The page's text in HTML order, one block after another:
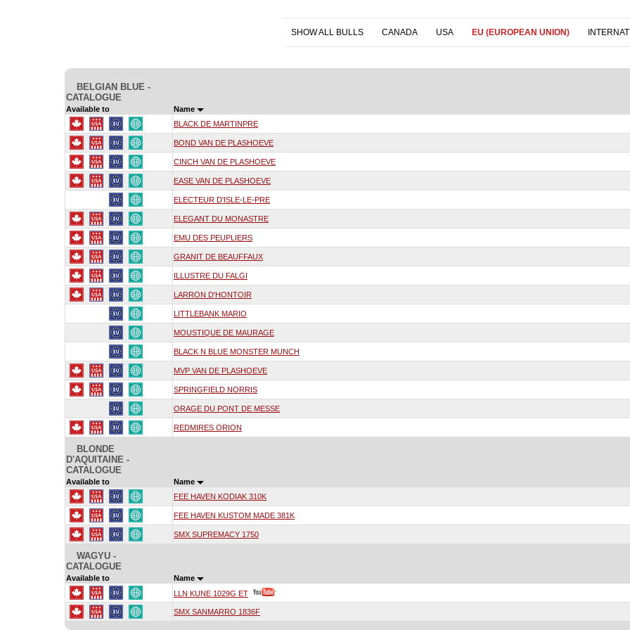
SHOW ALL BULLS CANADA USA EU (EUROPEAN UNION)
BELGIAN BLUE -
CATALOGUE
Available to
Name
BLACK DE MARTINPRE
BOND VAN DE PLASHOEVE
CINCH VAN DE PLASHOEVE
EASE VAN DE PLASHOEVE
ELECTEUR D'ISLE-LE-PRE
ELEGANT DU MONASTRE
EMU DES PEUPLIERS
GRANIT DE BEAUFFAUX
ILLUSTRE DU FALGI
LARRON D'HONTOIR
LITTLEBANK MARIO
MOUSTIQUE DE MAURAGE
BLACK N BLUE MONSTER MUNCH
MVP VAN DE PLASHOEVE
SPRINGFIELD NORRIS
ORAGE DU PONT DE MESSE
REDMIRES ORION
BLONDE
D'AQUITAINE -
CATALOGUE
Available to
Name
FEE HAVEN KODIAK 310K
FEE HAVEN KUSTOM MADE 381K
SMX SUPREMACY 1750
WAGYU -
CATALOGUE
Available to
Name
LLN KUNE 1029G ET
SMX SANMARRO 1836F